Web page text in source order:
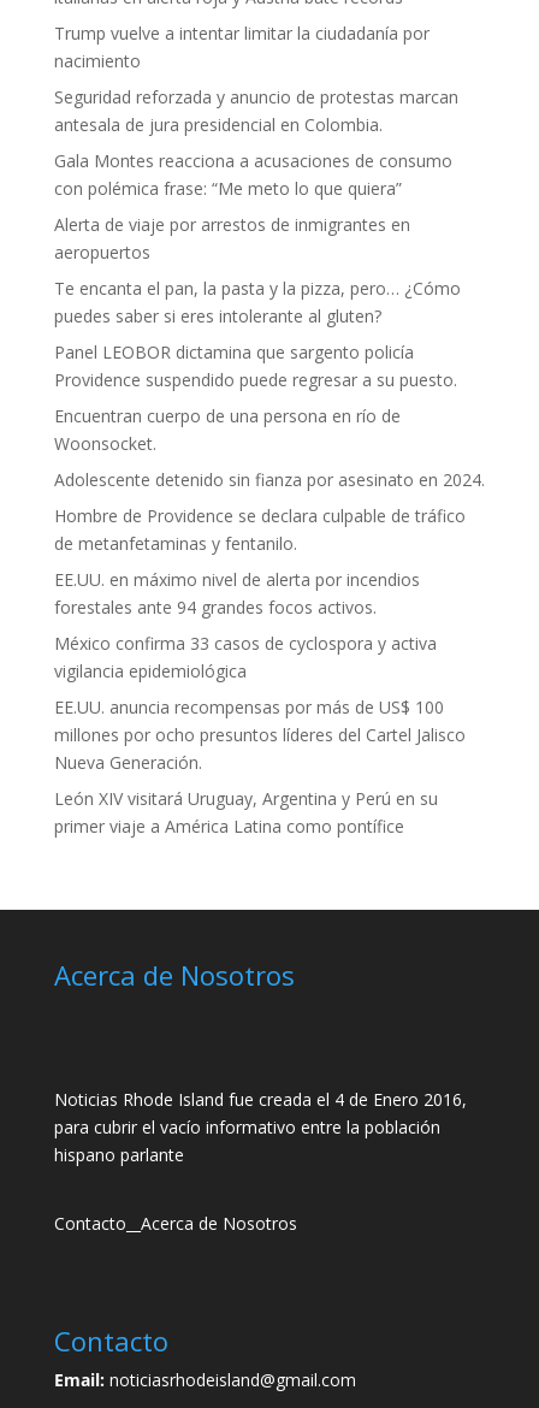
Trump vuelve a intentar limitar la ciudadanía por
nacimiento
Seguridad reforzada y anuncio de protestas marcan
antesala de jura presidencial en Colombia.
Gala Montes reacciona a acusaciones de consumo
con polémica frase: “Me meto lo que quiera”
Alerta de viaje por arrestos de inmigrantes en
aeropuertos
Te encanta el pan, la pasta y la pizza, pero… ¿Cómo
puedes saber si eres intolerante al gluten?
Panel LEOBOR dictamina que sargento policía
Providence suspendido puede regresar a su puesto.
Encuentran cuerpo de una persona en río de
Woonsocket.
Adolescente detenido sin fianza por asesinato en 2024.
Hombre de Providence se declara culpable de tráfico
de metanfetaminas y fentanilo.
EE.UU. en máximo nivel de alerta por incendios
forestales ante 94 grandes focos activos.
México confirma 33 casos de cyclospora y activa
vigilancia epidemiológica
EE.UU. anuncia recompensas por más de US$ 100
millones por ocho presuntos líderes del Cartel Jalisco
Nueva Generación.
León XIV visitará Uruguay, Argentina y Perú en su
primer viaje a América Latina como pontífice
Acerca de Nosotros
Noticias Rhode Island fue creada el 4 de Enero 2016,
para cubrir el vacío informativo entre la población
hispano parlante
Contacto Acerca de Nosotros
Contacto
Email:noticiasrhodeisland@gmail.com